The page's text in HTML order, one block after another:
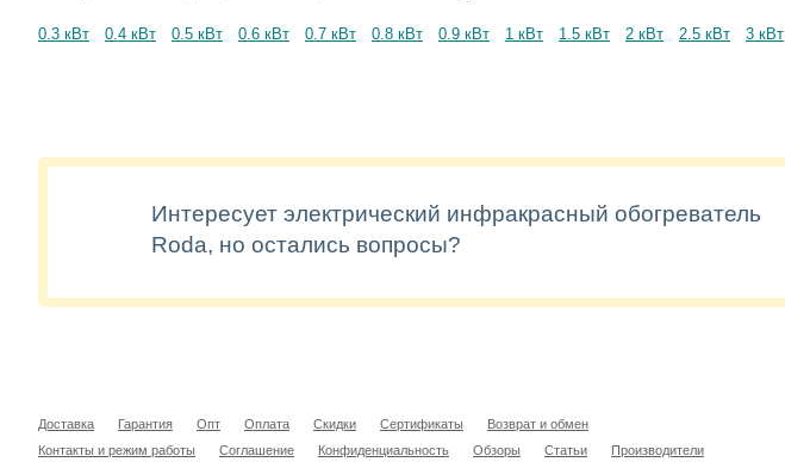
0.3 кВт 0.4 кВт 0.5 кВт 0.6 кВт 0.7 кВт 0.8 кВт 0.9 кВт 1 кВт 1.5 кВт 2 кВт 2.5 кВт 3 кВт
Интересует электрический инфракрасный обогреватель
Roda, но остались вопросы?
Доставка Гарантия Опт Оплата Скидки Сертификаты
Возврат и обмен
Контакты и режим работы
Соглашение Конфиденциальность Обзоры Статьи Производители